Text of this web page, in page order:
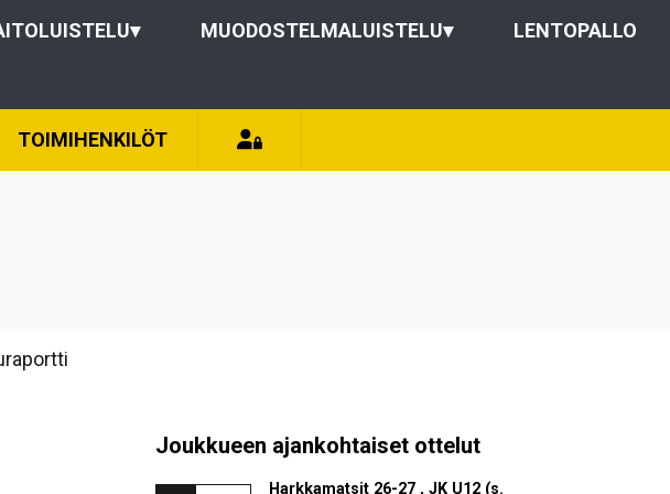
▾ MUODOSTELMALUISTELU▾ LENTOPALLO
TOIMIHENKILÖT
Joukkueen ajankohtaiset ottelut
Harkkamatsit 26-27 , JK U12 (s.